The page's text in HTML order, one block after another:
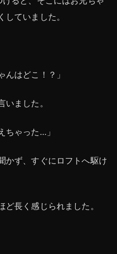
していました。
んはどこ！？」
いました。
ちゃった…」
かず、すぐにロフトへ駆け
長く感じられました。